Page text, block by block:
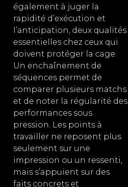
également à juger la
rapidité d’exécution et
l’anticipation, deux qualités
essentielles chez ceux qui
doivent protéger la cage.
Un enchaînement de
séquences permet de
comparer plusieurs matchs
et de noter la régularité des
performances sous
pression. Les points à
travailler ne reposent plus
seulement sur une
impression ou un ressenti,
mais s’appuient sur des
faits concrets et